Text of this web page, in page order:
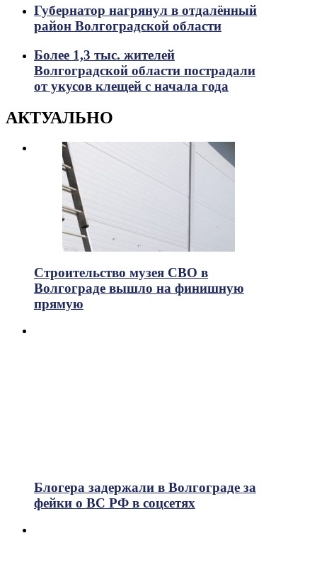
Губернатор нагрянул в отдалённый
район Волгоградской области
Более 1,3 тыс. жителей
Волгоградской области пострадали
от укусов клещей с начала года
АКТУАЛЬНО
Строительство музея СВО в
Волгограде вышло на финишную
прямую
Блогера задержали в Волгограде за
фейки о ВС РФ в соцсетях